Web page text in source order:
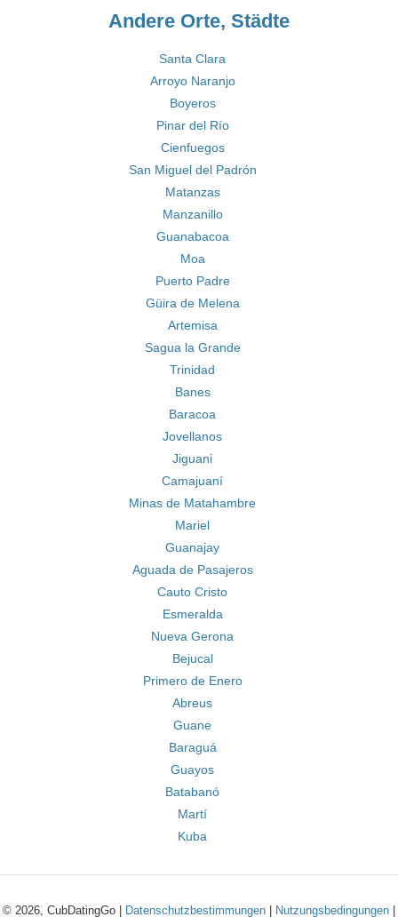
Andere Orte, Städte
Santa Clara
Arroyo Naranjo
Boyeros
Pinar del Río
Cienfuegos
San Miguel del Padrón
Matanzas
Manzanillo
Guanabacoa
Moa
Puerto Padre
Güira de Melena
Artemisa
Sagua la Grande
Trinidad
Banes
Baracoa
Jovellanos
Jiguani
Camajuaní
Minas de Matahambre
Mariel
Guanajay
Aguada de Pasajeros
Cauto Cristo
Esmeralda
Nueva Gerona
Bejucal
Primero de Enero
Abreus
Guane
Baraguá
Guayos
Batabanó
Martí
Kuba
© 2026, CubDatingGo | Datenschutzbestimmungen Nutzungsbedingungen